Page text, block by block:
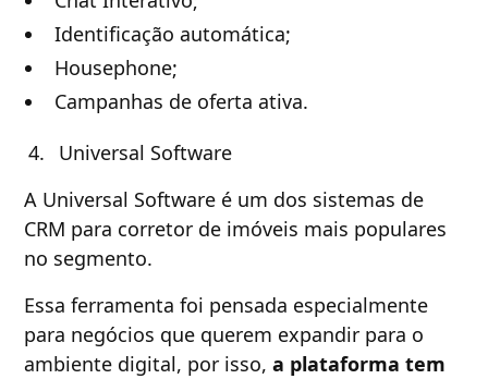
Identificação automática;
Housephone;
Campanhas de oferta ativa.
Universal Software
A Universal Software é um dos sistemas de
CRM para corretor de imóveis mais populares
no segmento.
Essa ferramenta foi pensada especialmente
para negócios que querem expandir para o
ambiente digital, por isso,a plataforma tem